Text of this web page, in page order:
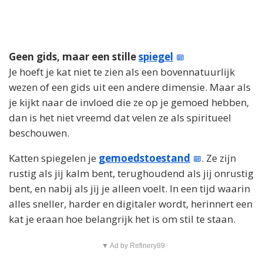
Geen gids, maar een stillespiegel
Je hoeft je kat niet te zien als een bovennatuurlijk
wezen of een gids uit een andere dimensie. Maar als
je kijkt naar de invloed die ze op je gemoed hebben,
dan is het niet vreemd dat velen ze als spiritueel
beschouwen.
Katten spiegelen je gemoedstoestand
. Ze zijn
rustig als jij kalm bent, terughoudend als jij onrustig
bent, en nabij als jij je alleen voelt. In een tijd waarin
alles sneller, harder en digitaler wordt, herinnert een
kat je eraan hoe belangrijk het is om stil te staan.
▼ Ad by Refinery89